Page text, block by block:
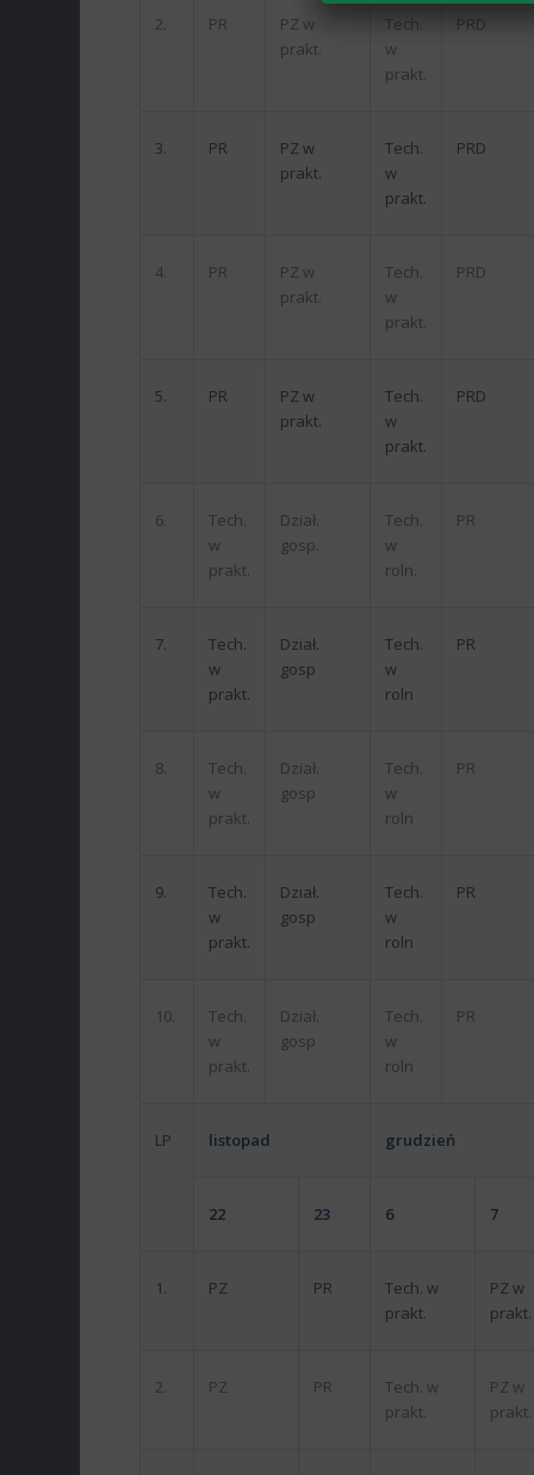
2. PR
PZ w
prakt.
Tech.
w
prakt.
PRD
3. PR
PZ w
prakt.
Tech.
w
prakt.
PRD
4. PR
PZ w
prakt.
Tech.
w
prakt.
PRD
5. PR
PZ w
prakt.
Tech.
w
prakt.
PRD
6.
Tech.
w
prakt.
Dział.
gosp.
Tech.
w
roln.
PR
7.
Tech.
w
prakt.
Dział.
gosp
Tech.
w
roln
PR
8.
Tech.
w
prakt.
Dział.
gosp
Tech.
w
roln
PR
9.
Tech.
w
prakt.
Dział.
gosp
Tech.
w
roln
PR
10.
Tech.
w
prakt.
Dział.
gosp
Tech.
w
roln
PR
LP listopad grudzień
22 23 6 7
1. PZ PR
Tech. w
prakt.
PZ w
prakt.
2. PZ PR
Tech. w
prakt.
PZ w
prakt.